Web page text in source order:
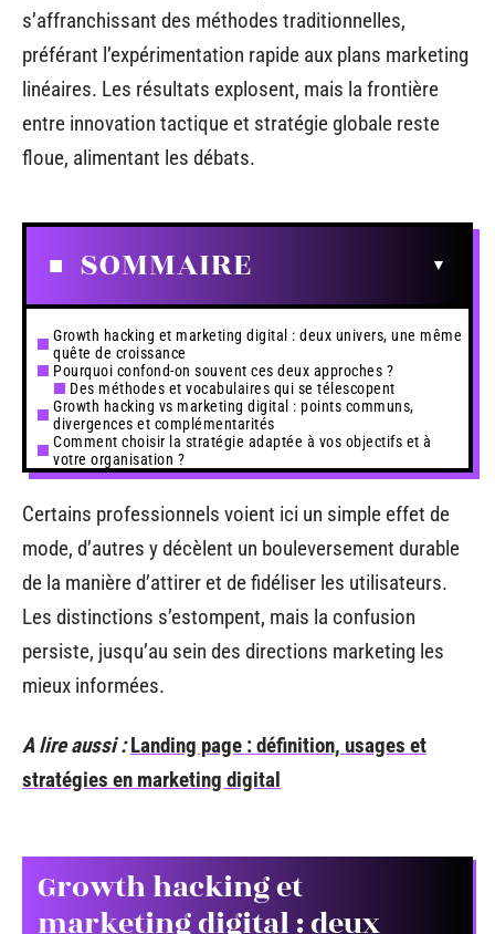
s’affranchissant des méthodes traditionnelles,
préférant l’expérimentation rapide aux plans marketing
linéaires. Les résultats explosent, mais la frontière
entre innovation tactique et stratégie globale reste
floue, alimentant les débats.
SOMMAIRE
Growth hacking et marketing digital : deux univers, une même
quête de croissance
Pourquoi confond-on souvent ces deux approches ?
Des méthodes et vocabulaires qui se télescopent
Growth hacking vs marketing digital : points communs,
divergences et complémentarités
Comment choisir la stratégie adaptée à vos objectifs et à
votre organisation ?
Certains professionnels voient ici un simple effet de
mode, d’autres y décèlent un bouleversement durable
de la manière d’attirer et de fidéliser les utilisateurs.
Les distinctions s’estompent, mais la confusion
persiste, jusqu’au sein des directions marketing les
mieux informées.
A lire aussi : Landing page : définition, usages et
stratégies en marketing digital
Growth hacking et
marketing digital : deux